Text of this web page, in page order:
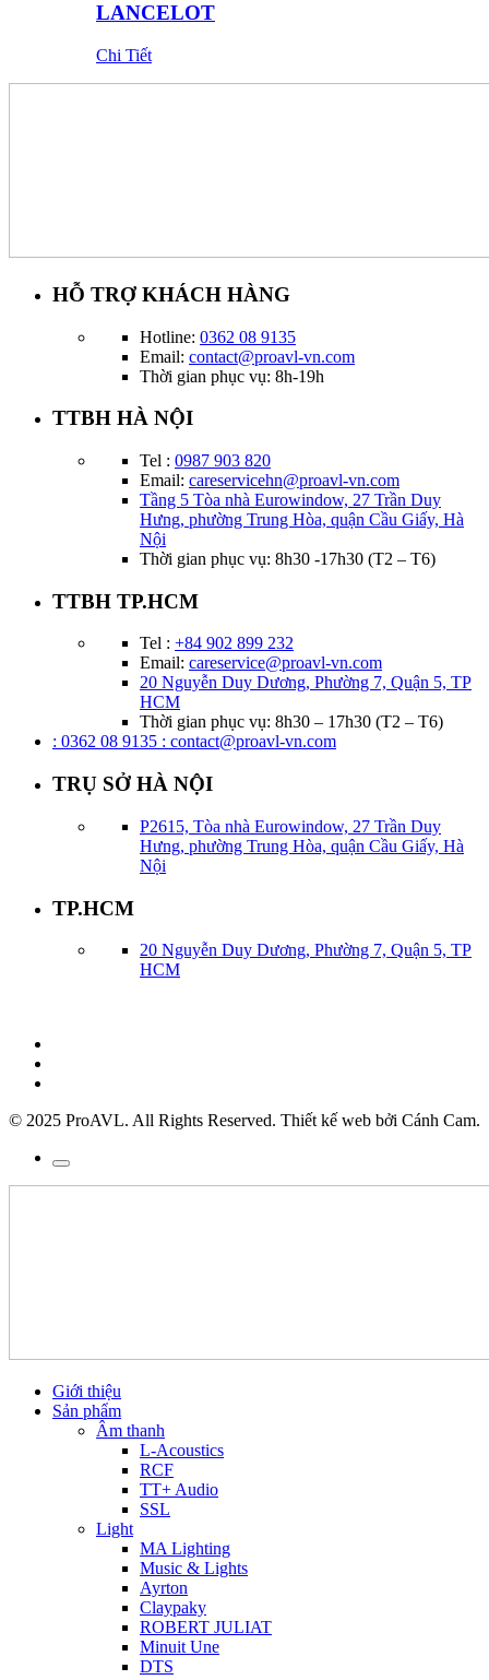
LANCELOT
Chi Tiết
HỖ TRỢ KHÁCH HÀNG
Hotline: 0362 08 9135
Email: contact@proavl-vn.com
Thời gian phục vụ: 8h-19h
TTBH HÀ NỘI
Tel : 0987 903 820
Email: careservicehn@proavl-vn.com
Tầng 5 Tòa nhà Eurowindow, 27 Trần Duy
Hưng, phường Trung Hòa, quận Cầu Giấy, Hà
Nội
Thời gian phục vụ: 8h30 -17h30 (T2 – T6)
TTBH TP.HCM
Tel : +84 902 899 232
Email: careservice@proavl-vn.com
20 Nguyễn Duy Dương, Phường 7, Quận 5, TP
HCM
Thời gian phục vụ: 8h30 – 17h30 (T2 – T6)
: 0362 08 9135 : contact@proavl-vn.com
TRỤ SỞ HÀ NỘI
P2615, Tòa nhà Eurowindow, 27 Trần Duy
Hưng, phường Trung Hòa, quận Cầu Giấy, Hà
Nội
TP.HCM
20 Nguyễn Duy Dương, Phường 7, Quận 5, TP
HCM
© 2025 ProAVL. All Rights Reserved. Thiết kế web bởi Cánh Cam.
Giới thiệu
Sản phẩm
Âm thanh
L-Acoustics
RCF
TT+ Audio
SSL
Light
MA Lighting
Music & Lights
Ayrton
Claypaky
ROBERT JULIAT
Minuit Une
DTS